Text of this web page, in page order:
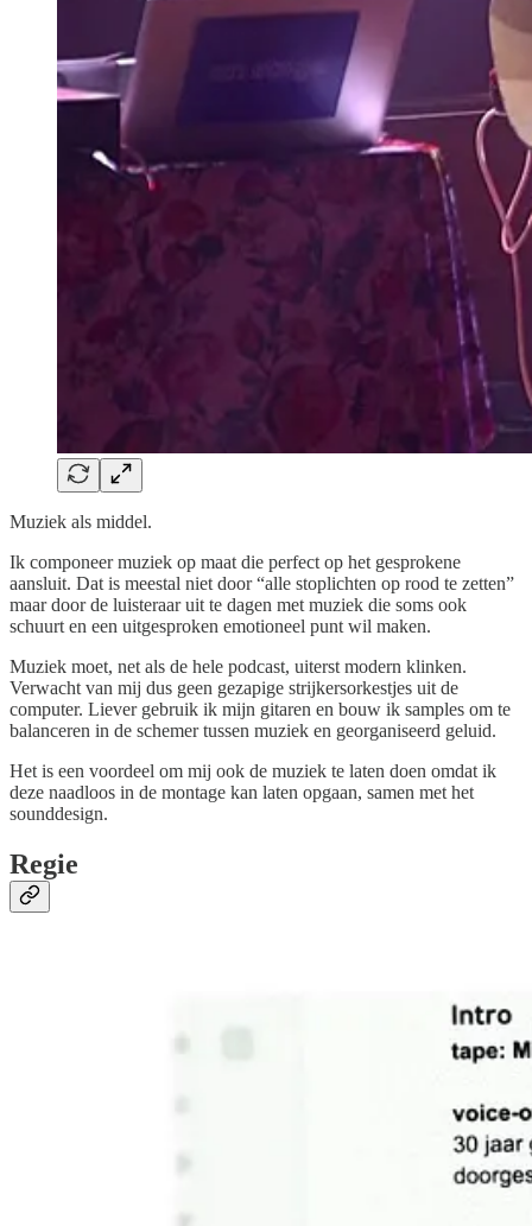
Muziek als middel.
Ik componeer muziek op maat die perfect op het gesprokene
aansluit. Dat is meestal niet door “alle stoplichten op rood te zetten”
maar door de luisteraar uit te dagen met muziek die soms ook
schuurt en een uitgesproken emotioneel punt wil maken.
Muziek moet, net als de hele podcast, uiterst modern klinken.
Verwacht van mij dus geen gezapige strijkersorkestjes uit de
computer. Liever gebruik ik mijn gitaren en bouw ik samples om te
balanceren in de schemer tussen muziek en georganiseerd geluid.
Het is een voordeel om mij ook de muziek te laten doen omdat ik
deze naadloos in de montage kan laten opgaan, samen met het
sounddesign.
Regie